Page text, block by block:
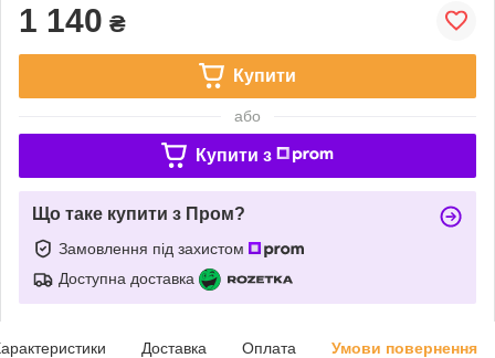
1 140 ₴
Купити
або
Купити з
Що таке купити з Пром?
Замовлення під захистом
Доступна доставка
Доставка Оплата Умови повернення